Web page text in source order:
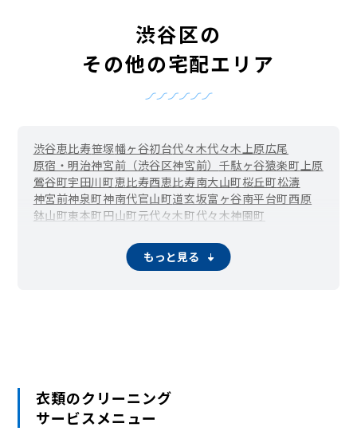
渋谷区の
その他の宅配エリア
渋谷恵比寿笹塚幡ヶ谷初台代々木代々木上原広尾
原宿・明治神宮前（渋谷区神宮前） 千駄ヶ谷猿楽町 上原
鶯谷町宇田川町恵比寿西恵比寿南大山町桜丘町松濤
神宮前神泉町神南代官山町道玄坂富ヶ谷南平台町西原
鉢山町東本町円山町元代々木町代々木神園町
もっと見る
衣類のクリーニング
サービスメニュー